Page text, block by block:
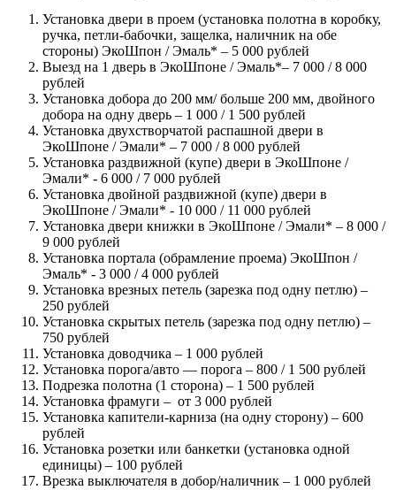
Установка двери в проем (установка полотна в коробку,
ручка, петли-бабочки, защелка, наличник на обе
стороны) ЭкоШпон / Эмаль* – 5 000 рублей
Выезд на 1 дверь в ЭкоШпоне / Эмаль*– 7 000 / 8 000
рублей
Установка добора до 200 мм/ больше 200 мм, двойного
добора на одну дверь – 1 000 / 1 500 рублей
Установка двухстворчатой распашной двери в
ЭкоШпоне / Эмали* – 7 000 / 8 000 рублей
Установка раздвижной (купе) двери в ЭкоШпоне /
Эмали* - 6 000 / 7 000 рублей
Установка двойной раздвижной (купе) двери в
ЭкоШпоне / Эмали* - 10 000 / 11 000 рублей
Установка двери книжки в ЭкоШпоне / Эмали* – 8 000 /
9 000 рублей
Установка портала (обрамление проема) ЭкоШпон /
Эмаль* - 3 000 / 4 000 рублей
Установка врезных петель (зарезка под одну петлю) –
250 рублей
Установка скрытых петель (зарезка под одну петлю) –
750 рублей
Установка доводчика – 1 000 рублей
Установка порога/авто — порога – 800 / 1 500 рублей
Подрезка полотна (1 сторона) – 1 500 рублей
Установка фрамуги – от 3 000 рублей
Установка капители-карниза (на одну сторону) – 600
рублей
Установка розетки или банкетки (установка одной
единицы) – 100 рублей
Врезка выключателя в добор/наличник – 1 000 рублей